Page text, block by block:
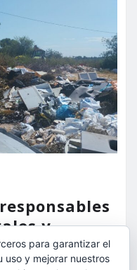
y
para garantizar el
uso y mejorar nuestros